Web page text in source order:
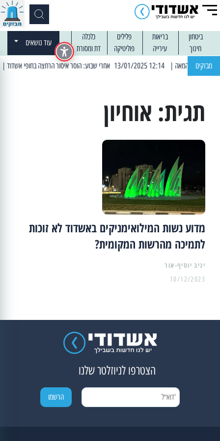
ביטחון בריאות פלילים
כלכלה
חינוך
עירייה פוליטיקה דת ומסורת
עוד נושאים
מבזקים | 12:14 13/01/2025 אחרי שבוע: הוסר איסור הרחצה בחופי אשדוד | 13:04 14/01/2025 עובדים בלילות: עבודות
תגית: אוחיון
מדוע נשות המילואימניקים באשדוד לא זוכות
לתמיכה מהרשות המקומית?
יניב יוסיף-אור
10/12/2023
הצטרפו לניוזלטר שלנו